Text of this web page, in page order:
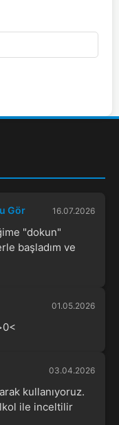
Gör 16.07.2026
"dokun"
başladım ve
01.05.2026
03.04.2026
kullanıyoruz.
ile inceltilir